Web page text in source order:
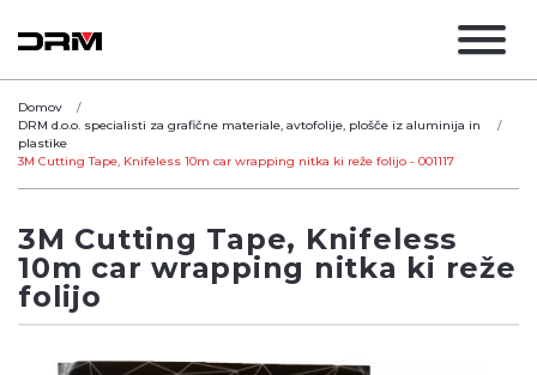
Domov
DRM d.o.o. specialisti za grafične materiale, avtofolije, plošče iz aluminija in
plastike
3M Cutting Tape, Knifeless 10m car wrapping nitka ki reže folijo - 001117
3M Cutting Tape, Knifeless
10m car wrapping nitka ki reže
folijo